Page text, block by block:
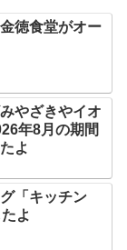
徳食堂がオー
やざきやイオ
年8月の期間
よ
「キッチン
よ